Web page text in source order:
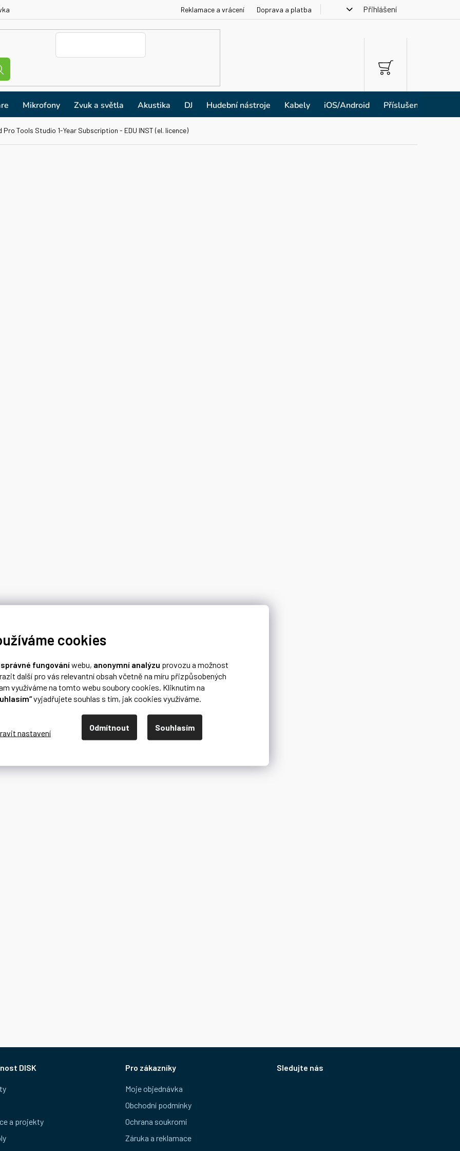
cookies
správné fungováníwebu, anonymní analýzu provozu a možnost
další pro vás relevantní obsah včetně na míru přizpůsobených
využíváme na tomto webu soubory cookies. Kliknutím na
vyjadřujete souhlas s tím, jak cookies využíváme.
Odmítnout Souhlasím
Reklamace a vrácení Doprava a platba Přihlášení
NÁKUPNÍ
KOŠÍK
Mikrofony Zvuk a světla Akustika DJ Hudební nástroje Kabely iOS/Android Příslušenství
Pro Tools Studio 1-Year Subscription - EDU INST (el. licence)
DISK
a projekty
Pro zákazníky
Moje objednávka
Obchodní podmínky
Ochrana soukromí
Záruka a reklamace
Sledujte nás